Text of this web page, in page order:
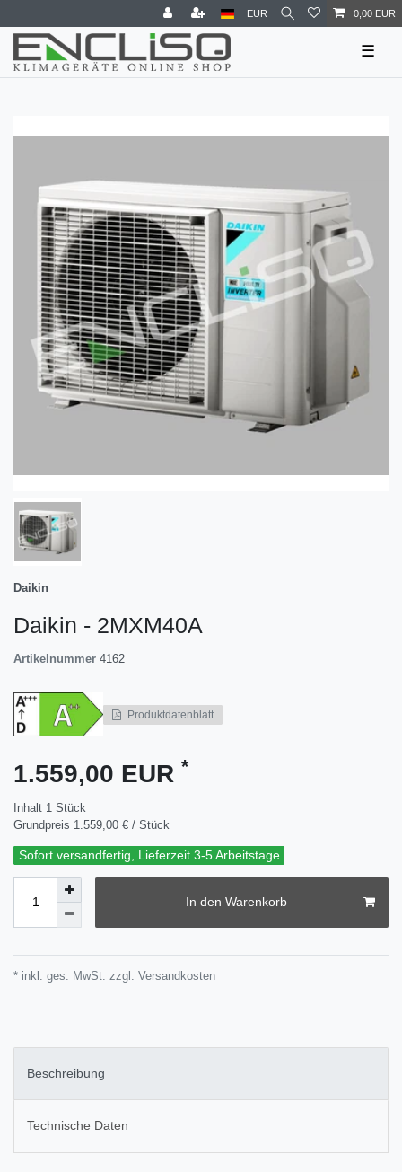
EUR 0,00 EUR
☰
Daikin
Daikin - 2MXM40A
Artikelnummer 4162
Produktdatenblatt
1.559,00 EUR *
Inhalt 1 Stück
Grundpreis 1.559,00 € / Stück
Sofort versandfertig, Lieferzeit 3-5 Arbeitstage
In den Warenkorb
* inkl. ges. MwSt. zzgl. Versandkosten
Beschreibung
Technische Daten